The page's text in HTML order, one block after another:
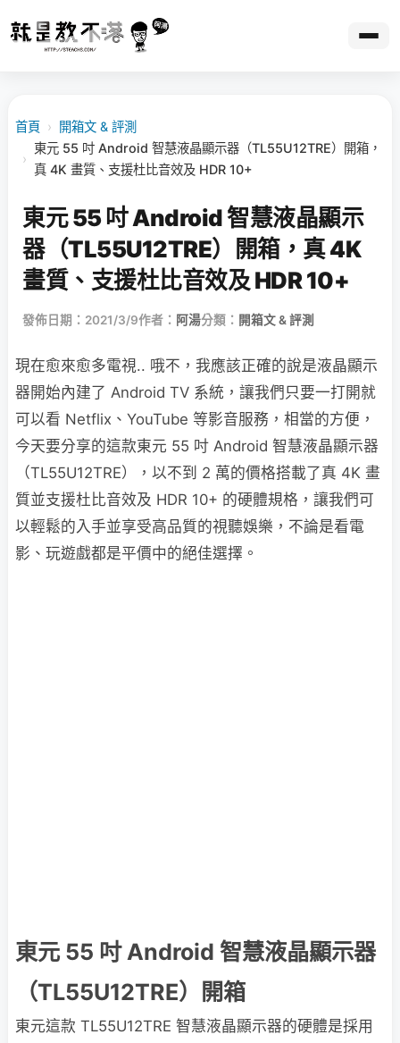
首頁 › 開箱文 & 評測
›
東元 55 吋 Android 智慧液晶顯示器（TL55U12TRE）開箱，
真 4K 畫質、支援杜比音效及 HDR 10+
東元 55 吋 Android 智慧液晶顯示
器（TL55U12TRE）開箱，真 4K
畫質、支援杜比音效及 HDR 10+
發佈日期：2021/3/9作者： 阿湯分類： 開箱文 & 評測
現在愈來愈多電視.. 哦不，我應該正確的說是液晶顯示
器開始內建了 Android TV 系統，讓我們只要一打開就
可以看 Netflix、YouTube 等影音服務，相當的方便，
今天要分享的這款東元 55 吋 Android 智慧液晶顯示器
（TL55U12TRE），以不到 2 萬的價格搭載了真 4K 畫
質並支援杜比音效及 HDR 10+ 的硬體規格，讓我們可
以輕鬆的入手並享受高品質的視聽娛樂，不論是看電
影、玩遊戲都是平價中的絕佳選擇。
東元 55 吋 Android 智慧液晶顯示器
（TL55U12TRE）開箱
東元這款 TL55U12TRE 智慧液晶顯示器的硬體是採用